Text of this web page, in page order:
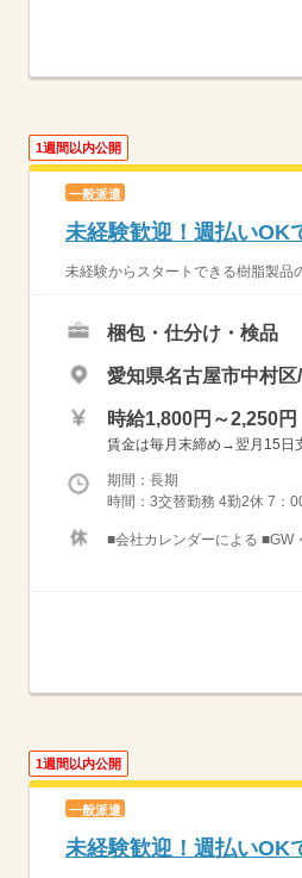
1週間以内公開
一般派遣
未経験歓迎！週払いOK
未経験からスタートできる樹脂製品
梱包・仕分け・検品
愛知県名古屋市中村区
時給1,800円～2,250円
賃金は毎月末締め→翌月15日
期間：長期
時間：3交替勤務 4勤2休 7：
■会社カレンダーによる ■GW
1週間以内公開
一般派遣
未経験歓迎！週払いOK